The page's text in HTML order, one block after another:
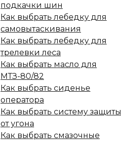
подкачки шин
Как выбрать лебедку для
самовытаскивания
Как выбрать лебедку для
трелевки леса
Как выбрать масло для
МТЗ-80/82
Как выбрать сиденье
оператора
Как выбрать систему защиты
от угона
Как выбрать смазочные